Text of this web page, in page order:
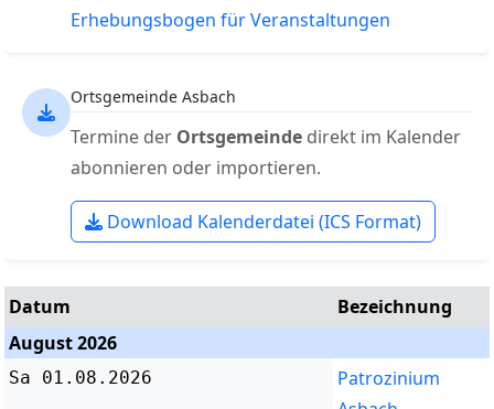
Erhebungsbogen für Veranstaltungen
Ortsgemeinde Asbach
Termine der Ortsgemeinde direkt im Kalender
abonnieren oder importieren.
Download Kalenderdatei (ICS Format)
Datum
Bezeichnung
August 2026
Sa 01.08.2026
Patrozinium